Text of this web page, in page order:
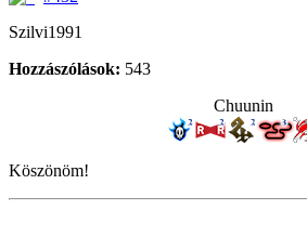
Szilvi1991
Hozzászólások: 543
Chuunin
Köszönöm!